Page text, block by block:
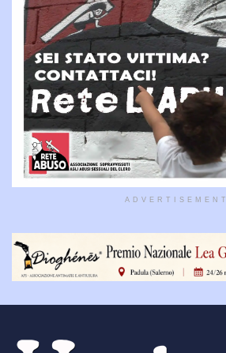
ADVERTISEMENT